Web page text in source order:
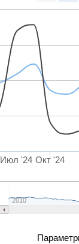
Июл '24 Окт '24
2010